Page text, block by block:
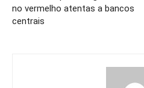
no vermelho atentas a bancos
centrais